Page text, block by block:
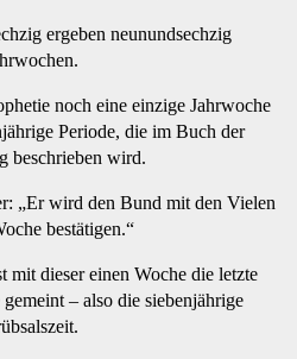
ergeben neunundsechzig
noch eine einzige Jahrwoche
Periode, die im Buch der
beschrieben wird.
„Er wird den Bund mit den Vielen
bestätigen.“
mit dieser einen Woche die letzte
– also die siebenjährige